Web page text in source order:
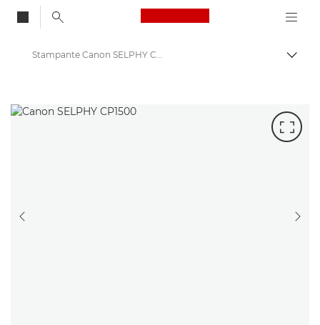
Canon Logo, back
Stampanti Canon
Stampante Canon SELPHY CP1500
SLIDE PRECEDENTE